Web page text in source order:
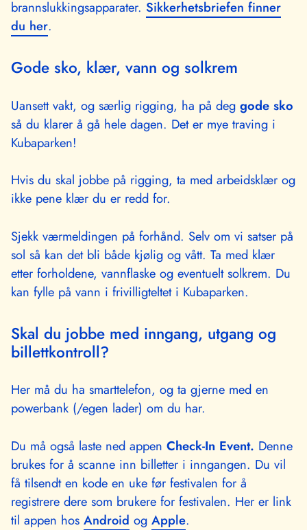
brannslukkingsapparater. Sikkerhetsbriefen finner
du her.
Gode sko, klær, vann og solkrem
Uansett vakt, og særlig rigging, ha på deg gode sko
så du klarer å gå hele dagen. Det er mye traving i
Kubaparken!
Hvis du skal jobbe på rigging, ta med arbeidsklær og
ikke pene klær du er redd for.
Sjekk værmeldingen på forhånd. Selv om vi satser på
sol så kan det bli både kjølig og vått. Ta med klær
etter forholdene, vannflaske og eventuelt solkrem. Du
kan fylle på vann i frivilligteltet i Kubaparken.
Skal du jobbe med inngang, utgang og
billettkontroll?
Her må du ha smarttelefon, og ta gjerne med en
powerbank (/egen lader) om du har.
Du må også laste ned appen Check-In Event. Denne
brukes for å scanne inn billetter i inngangen. Du vil
få tilsendt en kode en uke før festivalen for å
registrere dere som brukere for festivalen. Her er link
til appen hos Android og Apple.